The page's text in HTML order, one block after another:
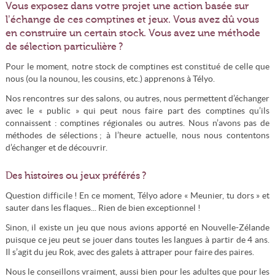
Vous exposez dans votre projet une action basée sur
l’échange de ces comptines et jeux. Vous avez dû vous
en construire un certain stock. Vous avez une méthode
de sélection particulière ?
Pour le moment, notre stock de comptines est constitué de celle que
nous (ou la nounou, les cousins, etc.) apprenons à Télyo.
Nos rencontres sur des salons, ou autres, nous permettent d’échanger
avec le « public » qui peut nous faire part des comptines qu’ils
connaissent : comptines régionales ou autres. Nous n’avons pas de
méthodes de sélections ; à l’heure actuelle, nous nous contentons
d’échanger et de découvrir.
Des histoires ou jeux préférés ?
Question difficile ! En ce moment, Télyo adore « Meunier, tu dors » et
sauter dans les flaques... Rien de bien exceptionnel !
Sinon, il existe un jeu que nous avions apporté en Nouvelle-Zélande
puisque ce jeu peut se jouer dans toutes les langues à partir de 4 ans.
Il s’agit du jeu Rok, avec des galets à attraper pour faire des paires.
Nous le conseillons vraiment, aussi bien pour les adultes que pour les